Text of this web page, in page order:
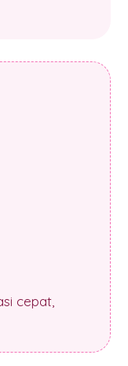
cepat,